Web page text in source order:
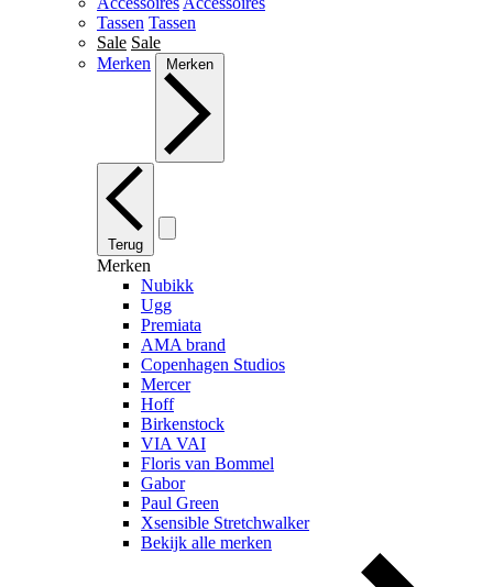
Tassen Tassen
Sale Sale
Merken
Merken
Terug
Merken
Nubikk
Ugg
Premiata
AMA brand
Copenhagen Studios
Mercer
Hoff
Birkenstock
VIA VAI
Floris van Bommel
Gabor
Paul Green
Xsensible Stretchwalker
Bekijk alle merken